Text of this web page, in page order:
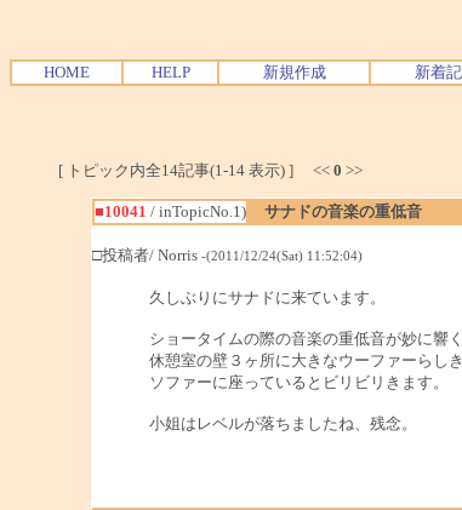
HOME HELP 新規作成 新着
[ トピック内全14記事(1-14 表示) ] << 0 >>
■10041 / inTopicNo.1)
サナドの音楽の重低音
□投稿者/ Norris -(2011/12/24(Sat) 11:52:04)
久しぶりにサナドに来ています。
ショータイムの際の音楽の重低音が妙に響
休憩室の壁３ヶ所に大きなウーファーらし
ソファーに座っているとビリビリきます。
小姐はレベルが落ちましたね、残念。